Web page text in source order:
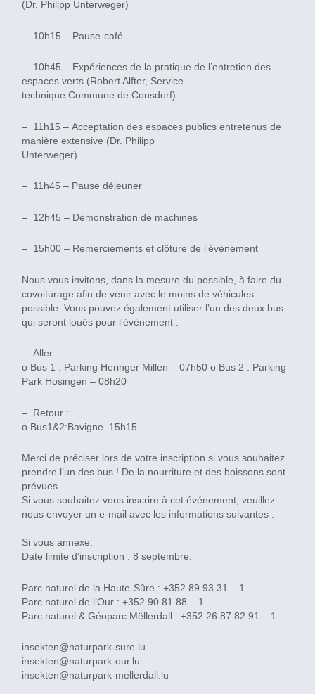
(Dr. Philipp Unterweger)
– 10h15 – Pause-café
– 10h45 – Expériences de la pratique de l’entretien des
espaces verts (Robert Alfter, Service
technique Commune de Consdorf)
– 11h15 – Acceptation des espaces publics entretenus de
manière extensive (Dr. Philipp
Unterweger)
– 11h45 – Pause déjeuner
– 12h45 – Démonstration de machines
– 15h00 – Remerciements et clôture de l’événement
Nous vous invitons, dans la mesure du possible, à faire du
covoiturage afin de venir avec le moins de véhicules
possible. Vous pouvez également utiliser l’un des deux bus
qui seront loués pour l’événement :
– Aller :
o Bus 1 : Parking Heringer Millen – 07h50 o Bus 2 : Parking
Park Hosingen – 08h20
– Retour :
o Bus1&2:Bavigne–15h15
Merci de préciser lors de votre inscription si vous souhaitez
prendre l’un des bus ! De la nourriture et des boissons sont
prévues.
Si vous souhaitez vous inscrire à cet événement, veuillez
nous envoyer un e-mail avec les informations suivantes :
– – – – – –
Si vous annexe.
Date limite d’inscription : 8 septembre.
Parc naturel de la Haute-Sûre : +352 89 93 31 – 1
Parc naturel de l’Our : +352 90 81 88 – 1
Parc naturel & Géoparc Mëllerdall : +352 26 87 82 91 – 1
insekten@naturpark-sure.lu
insekten@naturpark-our.lu
insekten@naturpark-mellerdall.lu